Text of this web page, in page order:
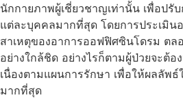
นักกายภาพผู้เชี่ยวชาญเท่านั้น เพื่อปรั
แต่ละบุคคลมากที่สุด โดยการประเมิน
สาเหตุของอาการออฟฟิศซินโดรม ตล
อย่างใกล้ชิด อย่างไรก็ตามผู้ป่วยจะต้อ
เนื่องตามแผนการรักษา เพื่อให้ผลลัพ
มากที่สุด